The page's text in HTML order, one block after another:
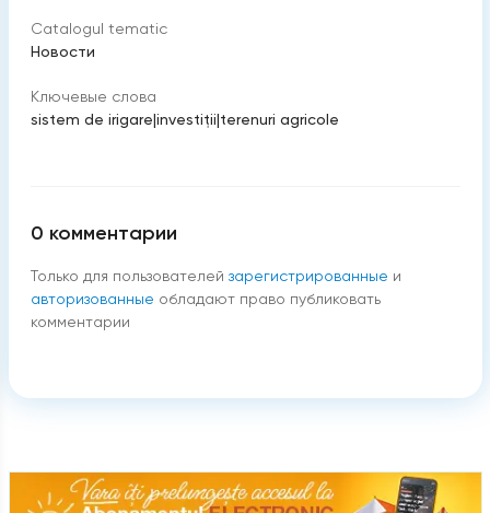
Catalogul tematic
Новости
Ключевые слова
sistem de irigare|investiţii|terenuri agricole
0 комментарии
Только для пользователей зарегистрированные и
авторизованные обладают право публиковать
комментарии